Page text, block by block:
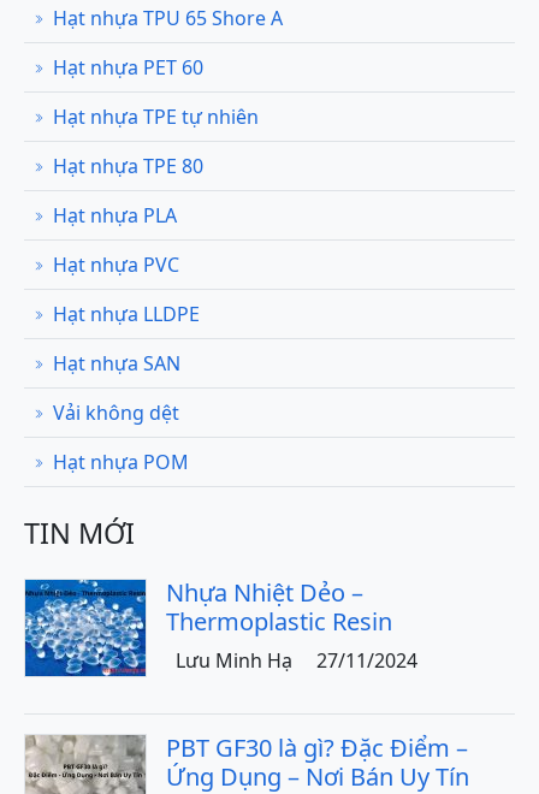
Hạt nhựa TPU 65 Shore A
Hạt nhựa PET 60
Hạt nhựa TPE tự nhiên
Hạt nhựa TPE 80
Hạt nhựa PLA
Hạt nhựa PVC
Hạt nhựa LLDPE
Hạt nhựa SAN
Vải không dệt
Hạt nhựa POM
TIN MỚI
Nhựa Nhiệt Dẻo –
Thermoplastic Resin
Lưu Minh Hạ 27/11/2024
PBT GF30 là gì? Đặc Điểm –
Ứng Dụng – Nơi Bán Uy Tín